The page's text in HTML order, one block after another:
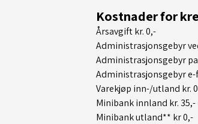
Kostnader for
Årsavgift kr. 0,-
Administrasjonsgebyr
Administrasjonsgebyr
Administrasjonsgebyr e-
Varekjøp inn-/utland kr.
Minibank innland kr. 35,-
Minibank utland** kr 0,-